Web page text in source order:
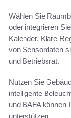
Wählen Sie
oder integrieren
Kalender. Klare
von Sensordaten
und Betriebsrat.
Nutzen Sie
intelligente
und BAFA können
unterstützen.